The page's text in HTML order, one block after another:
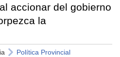
accionar del gobierno
la
Política Provincial